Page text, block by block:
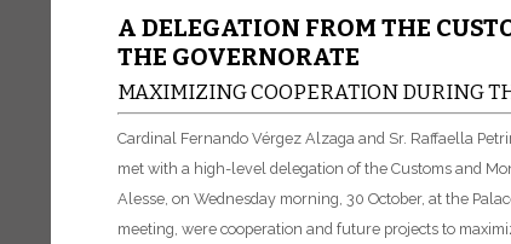
A DELEGATION FROM THE
THE GOVERNORATE
MAXIMIZING COOPERATION DURING
Cardinal Fernando Vérgez Alzaga and Sr. Raffaella
met with a high-level delegation of the Customs and
Alesse, on Wednesday morning, 30 October, at the
meeting, were cooperation and future projects to